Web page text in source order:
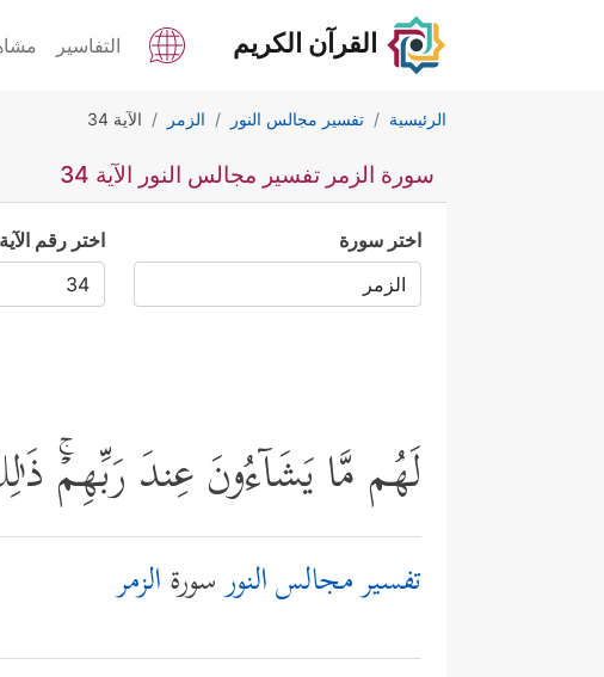
القرآن الكريم التفاسير
الرئيسية تفسير مجالس النور الزمر الآية 34
سورة الزمر تفسير مجالس النور الآية 34
اختر سورة اختر رقم الآية
لَهُم مَّا یَشَاۤءُونَ عِندَ رَبِّهِمۡۚ
تفسير مجالس النورسورةالزمر